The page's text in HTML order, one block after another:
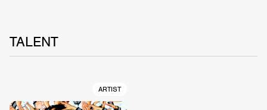
TALENT
ARTIST